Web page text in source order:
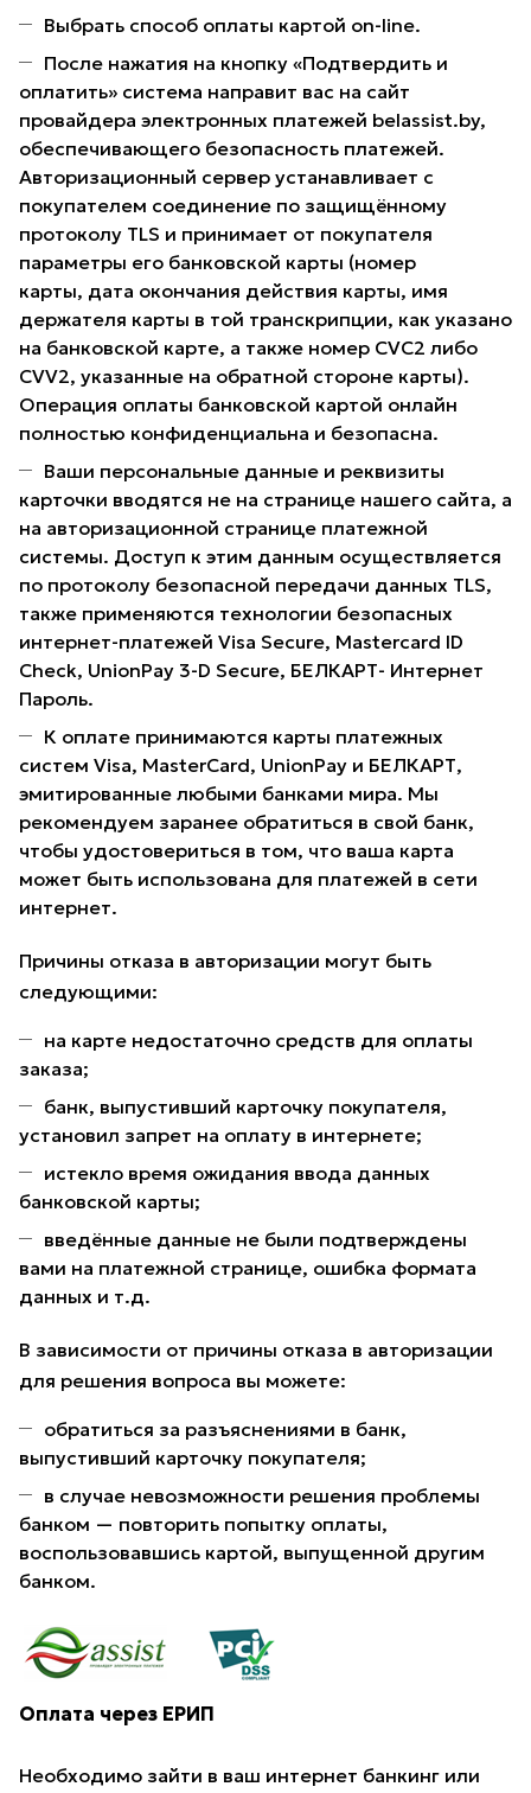
Выбрать способ оплаты картой on-line.
После нажатия на кнопку «Подтвердить и
оплатить» система направит вас на сайт
провайдера электронных платежей belassist.by,
обеспечивающего безопасность платежей.
Авторизационный сервер устанавливает с
покупателем соединение по защищённому
протоколу TLS и принимает от покупателя
параметры его банковской карты (номер
карты, дата окончания действия карты, имя
держателя карты в той транскрипции, как указано
на банковской карте, а также номер CVC2 либо
CVV2, указанные на обратной стороне карты).
Операция оплаты банковской картой онлайн
полностью конфиденциальна и безопасна.
Ваши персональные данные и реквизиты
карточки вводятся не на странице нашего сайта, а
на авторизационной странице платежной
системы. Доступ к этим данным осуществляется
по протоколу безопасной передачи данных TLS,
также применяются технологии безопасных
интернет-платежей Visa Secure, Mastercard ID
Check, UnionPay 3-D Secure, БЕЛКАРТ- Интернет
Пароль.
К оплате принимаются карты платежных
систем Visa, MasterCard, UnionPay и БЕЛКАРТ,
эмитированные любыми банками мира. Мы
рекомендуем заранее обратиться в свой банк,
чтобы удостовериться в том, что ваша карта
может быть использована для платежей в сети
интернет.
Причины отказа в авторизации могут быть
следующими:
на карте недостаточно средств для оплаты
заказа;
банк, выпустивший карточку покупателя,
установил запрет на оплату в интернете;
истекло время ожидания ввода данных
банковской карты;
введённые данные не были подтверждены
вами на платежной странице, ошибка формата
данных и т.д.
В зависимости от причины отказа в авторизации
для решения вопроса вы можете:
обратиться за разъяснениями в банк,
выпустивший карточку покупателя;
в случае невозможности решения проблемы
банком — повторить попытку оплаты,
воспользовавшись картой, выпущенной другим
банком.
Оплата через ЕРИП
Необходимо зайти в ваш интернет банкинг или